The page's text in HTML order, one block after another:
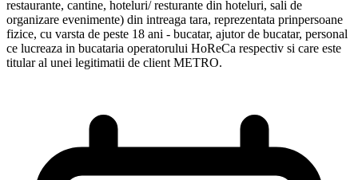
restaurante, cantine, hoteluri/ resturante din hoteluri, sali de
organizare evenimente) din intreaga tara, reprezentata prinpersoane
fizice, cu varsta de peste 18 ani - bucatar, ajutor de bucatar, personal
ce lucreaza in bucataria operatorului HoReCa respectiv si care este
titular al unei legitimatii de client METRO.